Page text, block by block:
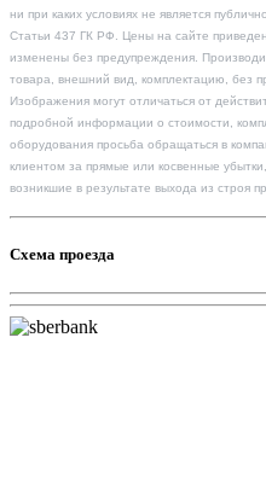
ни при каких условиях не является
Статьи 437 ГК РФ. Цены на сайте
изменены без предупреждения.
товара, внешний вид, комплектацию, без
Изображения могут отличаться от
подробной информации о стоимости,
оборудования просьба обращаться в
клиентом за прямые или косвенные
возникшие в результате выхода из строя
Схема проезда